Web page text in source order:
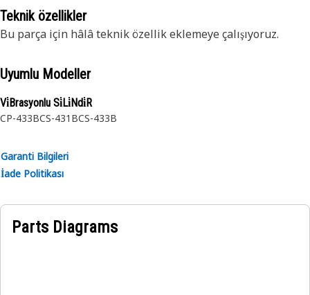
Teknik özellikler
Bu parça için hâlâ teknik özellik eklemeye çalışıyoruz.
Uyumlu Modeller
Vi̇Brasyonlu Si̇Li̇Ndi̇R
CP-433BCS-431BCS-433B
Garanti Bilgileri
İade Politikası
Parts Diagrams